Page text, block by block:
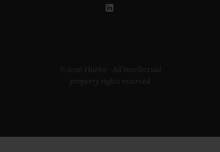
© 2026 Hublot - All intellectual
property rights reserved